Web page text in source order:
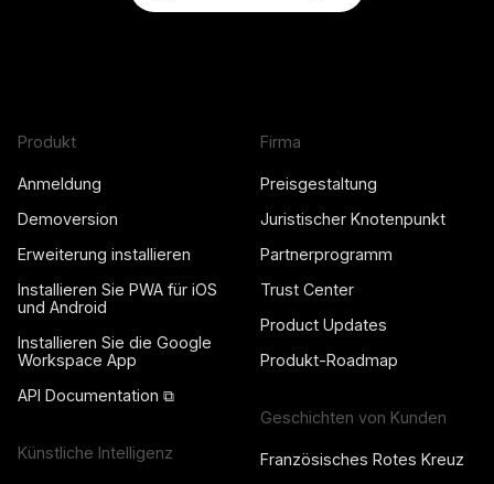
Produkt
Anmeldung
Demoversion
Erweiterung installieren
Installieren Sie PWA für iOS
und Android
Installieren Sie die Google
Workspace App
API Documentation ⧉
Künstliche Intelligenz
Firma
Preisgestaltung
Juristischer Knotenpunkt
Partnerprogramm
Trust Center
Product Updates
Produkt-Roadmap
Geschichten von Kunden
Französisches Rotes Kreuz